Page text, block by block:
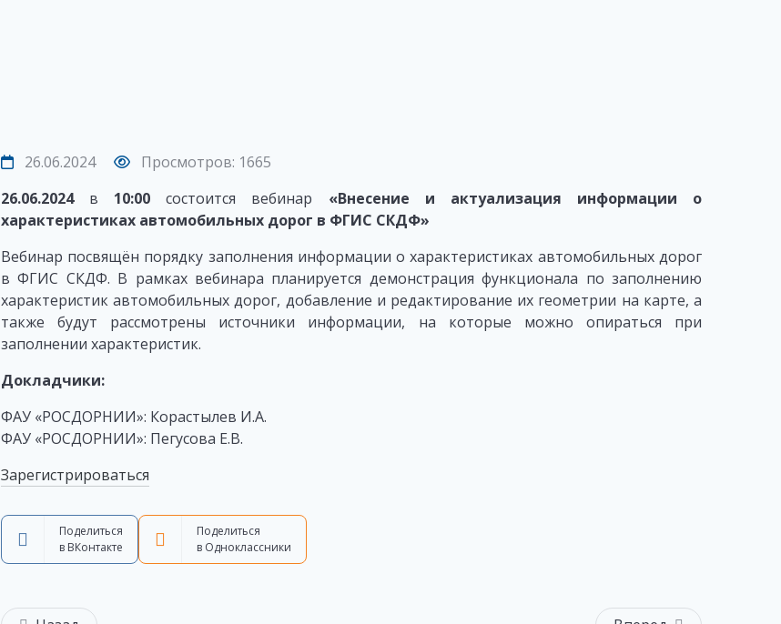
26.06.2024
Просмотров: 1665
26.06.2024в 10:00 состоится вебинар «Внесение и актуализация информации о
характеристиках автомобильных дорог в ФГИС СКДФ»
Вебинар посвящён порядку заполнения информации о характеристиках автомобильных дорог
в ФГИС СКДФ. В рамках вебинара планируется демонстрация функционала по заполнению
характеристик автомобильных дорог, добавление и редактирование их геометрии на карте, а
также будут рассмотрены источники информации, на которые можно опираться при
заполнении характеристик.
Докладчики:
ФАУ «РОСДОРНИИ»: Корастылев И.А.
ФАУ «РОСДОРНИИ»: Пегусова Е.В.
Зарегистрироваться
Поделиться
в ВКонтакте
Поделиться
в Одноклассники